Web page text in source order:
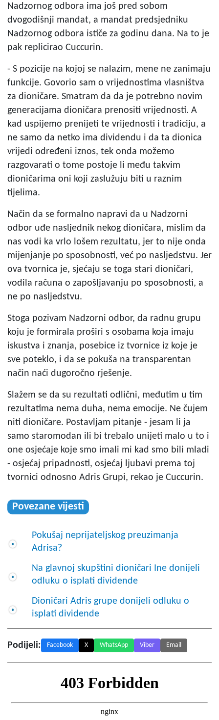
Nadzornog odbora ima još pred sobom
dvogodišnji mandat, a mandat predsjedniku
Nadzornog odbora ističe za godinu dana. Na to je
pak replicirao Cuccurin.
- S pozicije na kojoj se nalazim, mene ne zanimaju
funkcije. Govorio sam o vrijednostima vlasništva
za dioničare. Smatram da da je potrebno novim
generacijama dioničara prenositi vrijednosti. A
kad uspijemo prenijeti te vrijednosti i tradiciju, a
ne samo da netko ima dividendu i da ta dionica
vrijedi određeni iznos, tek onda možemo
razgovarati o tome postoje li među takvim
dioničarima oni koji zaslužuju biti u raznim
tijelima.
Način da se formalno napravi da u Nadzorni
odbor uđe nasljednik nekog dioničara, mislim da
nas vodi ka vrlo lošem rezultatu, jer to nije onda
mijenjanje po sposobnosti, već po nasljedstvu. Jer
ova tvornica je, sjećaju se toga stari dioničari,
vodila računa o zapošljavanju po sposobnosti, a
ne po nasljedstvu.
Stoga pozivam Nadzorni odbor, da radnu grupu
koju je formirala proširi s osobama koja imaju
iskustva i znanja, posebice iz tvornice iz koje je
sve poteklo, i da se pokuša na transparentan
način naći dugoročno rješenje.
Slažem se da su rezultati odlični, međutim u tim
rezultatima nema duha, nema emocije. Ne čujem
niti dioničare. Postavljam pitanje - jesam li ja
samo staromodan ili bi trebalo unijeti malo u to i
one osjećaje koje smo imali mi kad smo bili mladi
- osjećaj pripadnosti, osjećaj ljubavi prema toj
tvornici odnosno Adris Grupi, rekao je Cuccurin.
Povezane vijesti
Pokušaj neprijateljskog preuzimanja
Adrisa?
Na glavnoj skupštini dioničari Ine donijeli
odluku o isplati dividende
Dioničari Adris grupe donijeli odluku o
isplati dividende
Podijeli: Facebook X WhatsApp Viber Email